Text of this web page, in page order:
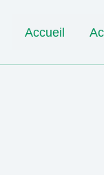
Accueil